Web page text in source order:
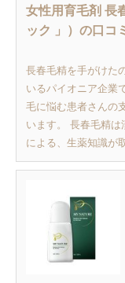
女性用育毛剤 長
ック 」）の口コ
長春毛精を手がけた
いるパイオニア企業
毛に悩む患者さんの
います。 長春毛精
による、生薬知識が